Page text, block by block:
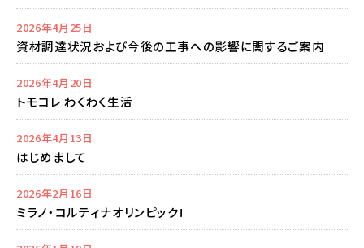
2026年4月25日
資材調達状況および今後の工事への影響に関するご案内
2026年4月20日
トモコレ わくわく生活
2026年4月13日
はじめまして
2026年2月16日
ミラノ・コルティナオリンピック!